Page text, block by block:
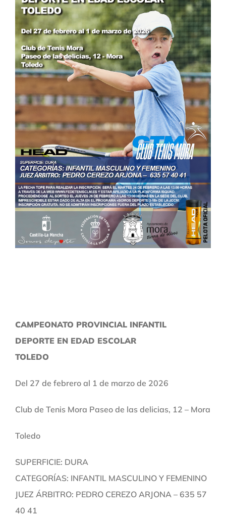
CAMPEONATO PROVINCIAL INFANTIL
DEPORTE EN EDAD ESCOLAR
TOLEDO
Del 27 de febrero al 1 de marzo de 2026
Club de Tenis Mora Paseo de las delicias, 12 – Mora
Toledo
SUPERFICIE: DURA
CATEGORÍAS: INFANTIL MASCULINO Y FEMENINO
JUEZ ÁRBITRO: PEDRO CEREZO ARJONA – 635 57
40 41